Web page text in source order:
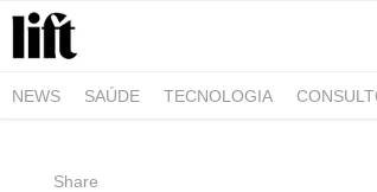
NEWS SAÚDE TECNOLOGIA
Share